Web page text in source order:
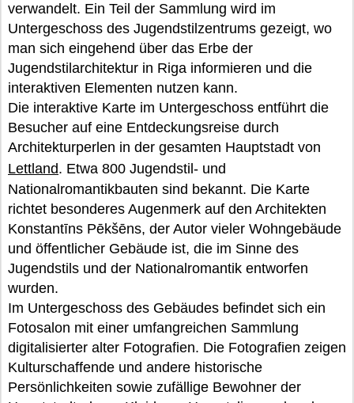
verwandelt. Ein Teil der Sammlung wird im
Untergeschoss des Jugendstilzentrums gezeigt, wo
man sich eingehend über das Erbe der
Jugendstilarchitektur in Riga informieren und die
interaktiven Elementen nutzen kann.
Die interaktive Karte im Untergeschoss entführt die
Besucher auf eine Entdeckungsreise durch
Architekturperlen in der gesamten Hauptstadt von
Lettland. Etwa 800 Jugendstil- und
Nationalromantikbauten sind bekannt. Die Karte
richtet besonderes Augenmerk auf den Architekten
Konstantīns Pēkšēns, der Autor vieler Wohngebäude
und öffentlicher Gebäude ist, die im Sinne des
Jugendstils und der Nationalromantik entworfen
wurden.
Im Untergeschoss des Gebäudes befindet sich ein
Fotosalon mit einer umfangreichen Sammlung
digitalisierter alter Fotografien. Die Fotografien zeigen
Kulturschaffende und andere historische
Persönlichkeiten sowie zufällige Bewohner der